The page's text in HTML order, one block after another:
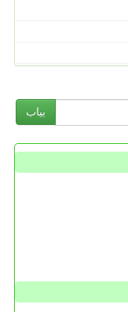
بیاب